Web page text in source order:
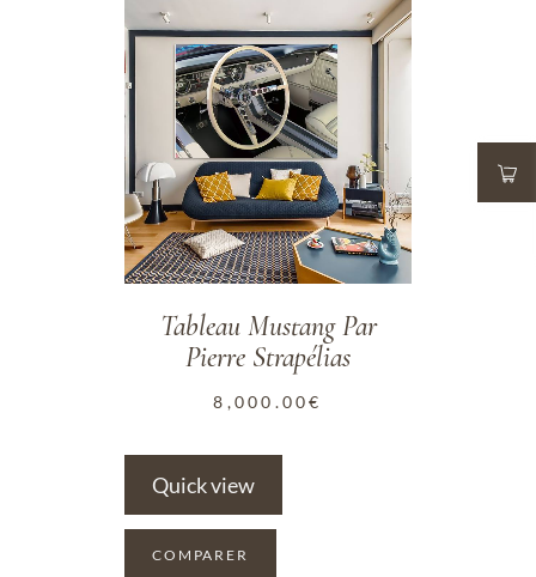
ADD TO WISHLIST
Tableau Mustang Par
Pierre Strapélias
8,000.00€
Quick view
COMPARER